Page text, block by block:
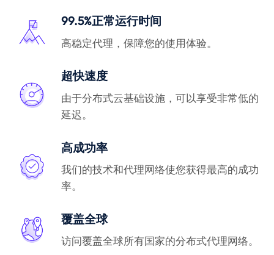
99.5%正常运行时间
高稳定代理，保障您的使用体验。
超快速度
由于分布式云基础设施，可以享受非常低的
延迟。
高成功率
我们的技术和代理网络使您获得最高的成功
率。
覆盖全球
访问覆盖全球所有国家的分布式代理网络。